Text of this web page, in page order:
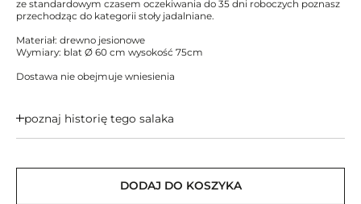
ze standardowym czasem oczekiwania do 35 dni roboczych poznasz
przechodząc do kategorii stoły jadalniane.
Materiał: drewno jesionowe
Wymiary: blat Ø 60 cm wysokość 75cm
Dostawa nie obejmuje wniesienia
poznaj historię tego salaka
DODAJ DO KOSZYKA